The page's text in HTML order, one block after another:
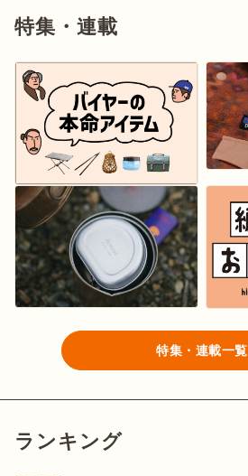
特集・連載
特集・連載一覧
ランキング